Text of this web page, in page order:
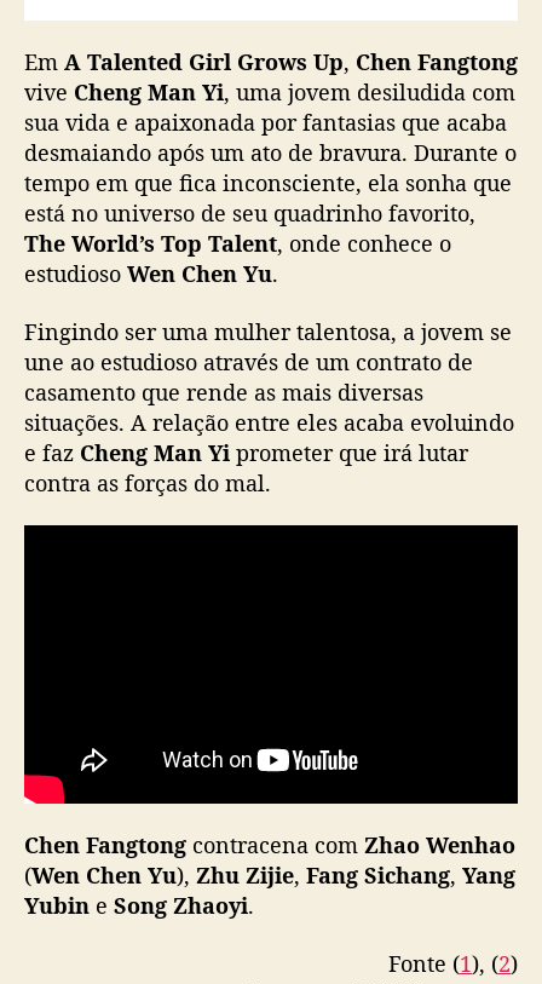
A
T
a
l
e
t
e
i
r
l
G
o
s
Em A Talented Girl Grows Up, Chen Fangtong
vive Cheng Man Yi, uma jovem desiludida com
sua vida e apaixonada por fantasias que acaba
desmaiando após um ato de bravura. Durante o
tempo em que fica inconsciente, ela sonha que
está no universo de seu quadrinho favorito,
The World’s Top Talent, onde conhece o
estudioso Wen Chen Yu.
Fingindo ser uma mulher talentosa, a jovem se
une ao estudioso através de um contrato de
casamento que rende as mais diversas
situações. A relação entre eles acaba evoluindo
e faz Cheng Man Yi prometer que irá lutar
contra as forças do mal.
Chen Fangtong contracena com Zhao Wenhao
(Wen Chen Yu), Zhu Zijie, Fang Sichang, Yang
Yubin e Song Zhaoyi.
Fonte (1), (2)